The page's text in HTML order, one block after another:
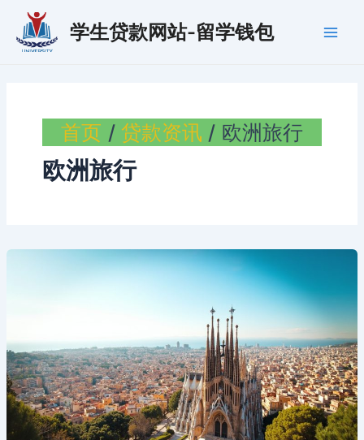
学生贷款网站-留学钱包
首页 贷款资讯 欧洲旅行
欧洲旅行